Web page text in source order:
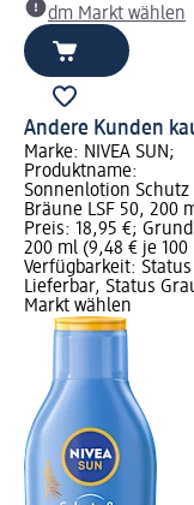
dm Markt wählen
Andere Kunden
Marke: NIVEA SUN;
Produktname:
Sonnenlotion Schutz
Bräune LSF 50, 200
Preis: 18,95 €;
200 ml (9,48 € je 100
Verfügbarkeit:
Lieferbar, Status
Markt wählen